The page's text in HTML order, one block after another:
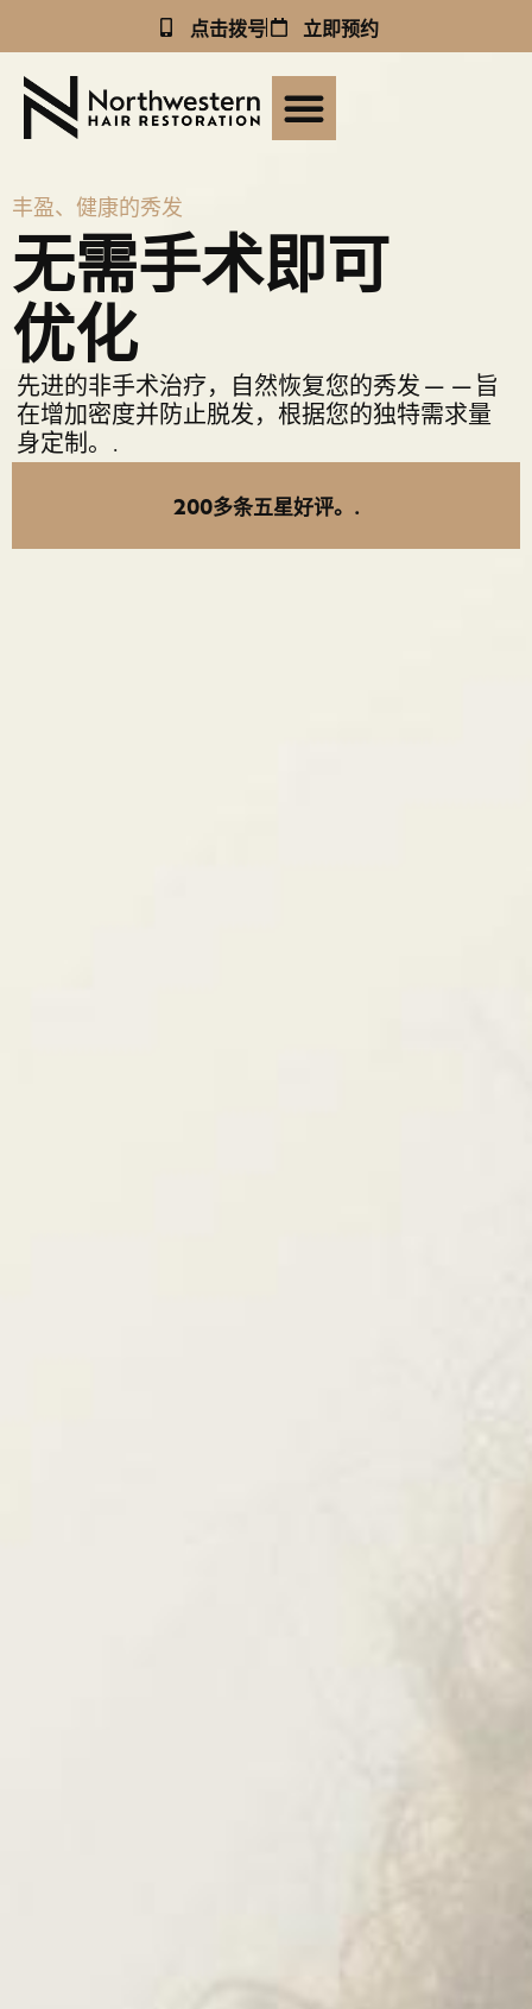
点击拨号 立即预约
丰盈、健康的秀发
无需手术即可
优化
先进的非手术治疗，自然恢复您的秀发——旨
在增加密度并防止脱发，根据您的独特需求量
身定制。.
200多条五星好评。.